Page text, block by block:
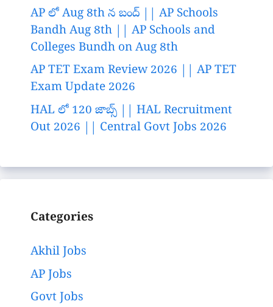
AP లో Aug 8th న బంద్ || AP Schools
Bandh Aug 8th || AP Schools and
Colleges Bundh on Aug 8th
AP TET Exam Review 2026 || AP TET
Exam Update 2026
HAL లో 120 జాబ్స్ || HAL Recruitment
Out 2026 || Central Govt Jobs 2026
Categories
Akhil Jobs
AP Jobs
Govt Jobs